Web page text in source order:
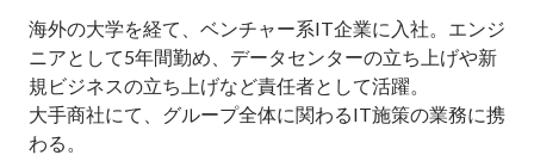
海外の大学を経て、ベンチャー系IT企業に入社。エンジ
ニアとして5年間勤め、データセンターの立ち上げや新
規ビジネスの立ち上げなど責任者として活躍。
大手商社にて、グループ全体に関わるIT施策の業務に携
わる。